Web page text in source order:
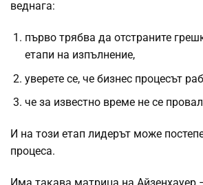
веднага:
първо трябва да отстраните
етапи на изпълнение,
уверете се, че бизнес процесът
че за известно време не се
И на този етап лидерът може
процеса.